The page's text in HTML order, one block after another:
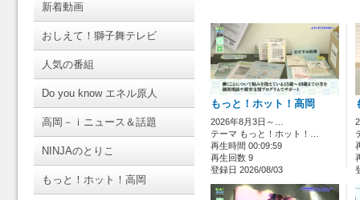
新着動画
おしえて！獅子舞テレビ
人気の番組
Do you know エネル原人
高岡－ｉニュース＆話題
NINJAのとりこ
もっと！ホット！高岡
もっと！ホット！高岡
2026年8月3日～…
テーマ もっと！ホット！…
再生時間 00:09:59
再生回数 9
登録日 2026/08/03